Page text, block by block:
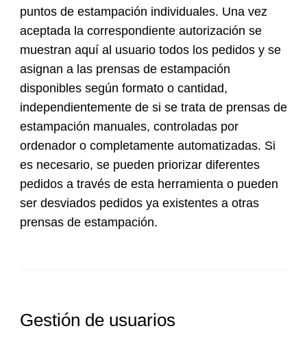
puntos de estampación individuales. Una vez
aceptada la correspondiente autorización se
muestran aquí al usuario todos los pedidos y se
asignan a las prensas de estampación
disponibles según formato o cantidad,
independientemente de si se trata de prensas de
estampación manuales, controladas por
ordenador o completamente automatizadas. Si
es necesario, se pueden priorizar diferentes
pedidos a través de esta herramienta o pueden
ser desviados pedidos ya existentes a otras
prensas de estampación.
Gestión de usuarios